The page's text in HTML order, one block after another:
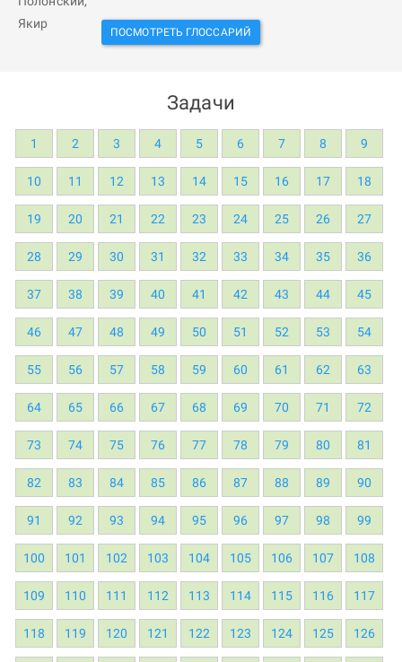
ПОСМОТРЕТЬ ГЛОССАРИЙ
Задачи
1 2 3 4 5 6 7 8 9
10 11 12 13 14 15 16 17 18
19 20 21 22 23 24 25 26 27
28 29 30 31 32 33 34 35 36
37 38 39 40 41 42 43 44 45
46 47 48 49 50 51 52 53 54
55 56 57 58 59 60 61 62 63
64 65 66 67 68 69 70 71 72
73 74 75 76 77 78 79 80 81
82 83 84 85 86 87 88 89 90
91 92 93 94 95 96 97 98 99
100 101 102 103 104 105 106 107 108
109 110 111 112 113 114 115 116 117
118 119 120 121 122 123 124 125 126